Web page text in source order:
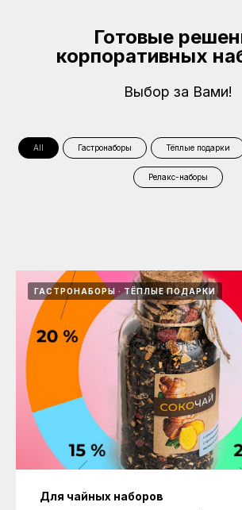
Готовые
корпоративных
Выбор за Вами!
All Гастронаборы Тёплые подарки
Релакс-наборы
ГАСТРОНАБОРЫ ТЁПЛЫЕ ПОДАРКИ
Для чайных наборов